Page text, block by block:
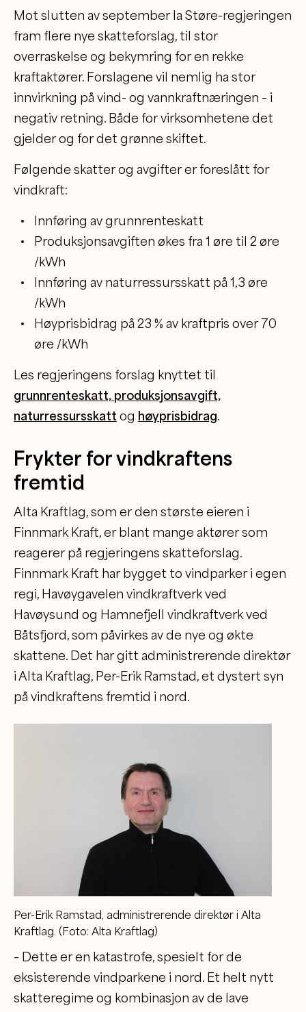
Mot slutten av september la Støre-regjeringen
fram flere nye skatteforslag, til stor
overraskelse og bekymring for en rekke
kraftaktører. Forslagene vil nemlig ha stor
innvirkning på vind- og vannkraftnæringen – i
negativ retning. Både for virksomhetene det
gjelder og for det grønne skiftet.
Følgende skatter og avgifter er foreslått for
vindkraft:
Innføring av grunnrenteskatt
Produksjonsavgiften økes fra 1 øre til 2 øre
/kWh
Innføring av naturressursskatt på 1,3 øre
/kWh
Høyprisbidrag på 23 % av kraftpris over 70
øre /kWh
Les regjeringens forslag knyttet til
grunnrenteskatt, produksjonsavgift,
naturressursskatt og høyprisbidrag.
Frykter for vindkraftens
fremtid
Alta Kraftlag, som er den største eieren i
Finnmark Kraft, er blant mange aktører som
reagerer på regjeringens skatteforslag.
Finnmark Kraft har bygget to vindparker i egen
regi, Havøygavelen vindkraftverk ved
Havøysund og Hamnefjell vindkraftverk ved
Båtsfjord, som påvirkes av de nye og økte
skattene. Det har gitt administrerende direktør
i Alta Kraftlag, Per-Erik Ramstad, et dystert syn
på vindkraftens fremtid i nord.
Per-Erik Ramstad, administrerende direktør i Alta
Kraftlag. (Foto: Alta Kraftlag)
– Dette er en katastrofe, spesielt for de
eksisterende vindparkene i nord. Et helt nytt
skatteregime og kombinasjon av de lave